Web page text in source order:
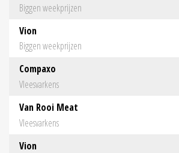
Biggen weekprijzen
Vion
Biggen weekprijzen
Compaxo
Vleesvarkens
Van Rooi Meat
Vleesvarkens
Vion